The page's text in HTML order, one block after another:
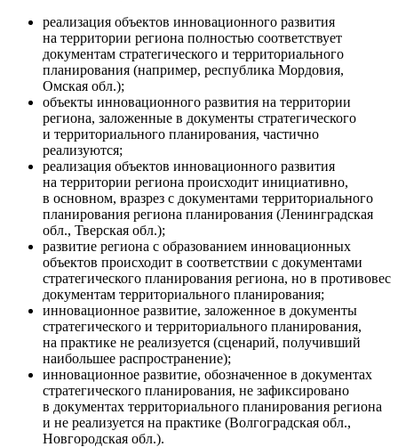
реализация объектов инновационного развития
на территории региона полностью соответствует
документам стратегического и территориального
планирования (например, республика Мордовия,
Омская обл.);
объекты инновационного развития на территории
региона, заложенные в документы стратегического
и территориального планирования, частично
реализуются;
реализация объектов инновационного развития
на территории региона происходит инициативно,
в основном, вразрез с документами территориального
планирования региона планирования (Ленинградская
обл., Тверская обл.);
развитие региона с образованием инновационных
объектов происходит в соответствии с документами
стратегического планирования региона, но в противовес
документам территориального планирования;
инновационное развитие, заложенное в документы
стратегического и территориального планирования,
на практике не реализуется (сценарий, получивший
наибольшее распространение);
инновационное развитие, обозначенное в документах
стратегического планирования, не зафиксировано
в документах территориального планирования региона
и не реализуется на практике (Волгоградская обл.,
Новгородская обл.).